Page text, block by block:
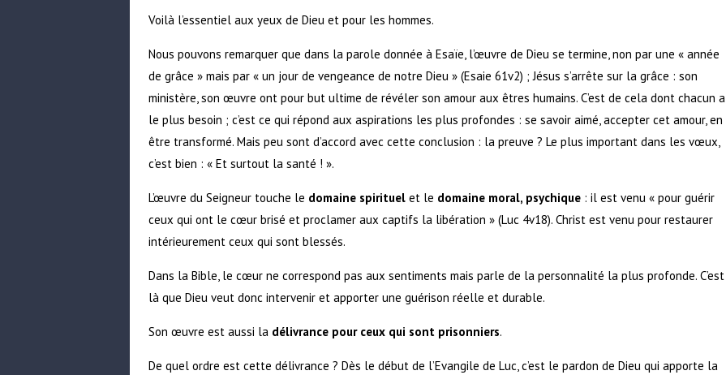
Voilà l’essentiel aux yeux de Dieu et pour les hommes.
Nous pouvons remarquer que dans la parole donnée à Esaïe, l’œuvre de Dieu se termine, non par une « année
de grâce » mais par « un jour de vengeance de notre Dieu » (Esaie 61v2) ; Jésus s’arrête sur la grâce : son
ministère, son œuvre ont pour but ultime de révéler son amour aux êtres humains. C’est de cela dont chacun a
le plus besoin ; c’est ce qui répond aux aspirations les plus profondes : se savoir aimé, accepter cet amour, en
être transformé. Mais peu sont d’accord avec cette conclusion : la preuve ? Le plus important dans les vœux,
c’est bien : « Et surtout la santé ! ».
L’œuvre du Seigneur touche le domaine spirituelet le domaine moral, psychique: il est venu « pour guérir
ceux qui ont le cœur brisé et proclamer aux captifs la libération » (Luc 4v18). Christ est venu pour restaurer
intérieurement ceux qui sont blessés.
Dans la Bible, le cœur ne correspond pas aux sentiments mais parle de la personnalité la plus profonde. C’est
là que Dieu veut donc intervenir et apporter une guérison réelle et durable.
Son œuvre est aussi la délivrance pour ceux qui sont prisonniers.
De quel ordre est cette délivrance ? Dès le début de l’Evangile de Luc, c’est le pardon de Dieu qui apporte la